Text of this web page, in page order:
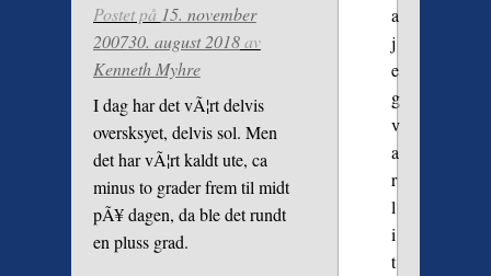
Postet på 15. november
200730. august 2018av
Kenneth Myhre
I dag har det vÃ¦rt delvis
oversksyet, delvis sol. Men
det har vÃ¦rt kaldt ute, ca
minus to grader frem til midt
pÃ¥ dagen, da ble det rundt
en pluss grad.
a
j
e
g
v
a
r
l
i
t